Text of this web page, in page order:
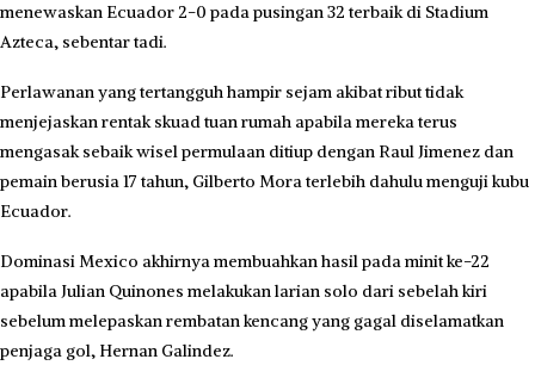
menewaskan Ecuador 2-0 pada pusingan 32 terbaik di Stadium
Azteca, sebentar tadi.
Perlawanan yang tertangguh hampir sejam akibat ribut tidak
menjejaskan rentak skuad tuan rumah apabila mereka terus
mengasak sebaik wisel permulaan ditiup dengan Raul Jimenez dan
pemain berusia 17 tahun, Gilberto Mora terlebih dahulu menguji kubu
Ecuador.
Dominasi Mexico akhirnya membuahkan hasil pada minit ke-22
apabila Julian Quinones melakukan larian solo dari sebelah kiri
sebelum melepaskan rembatan kencang yang gagal diselamatkan
penjaga gol, Hernan Galindez.